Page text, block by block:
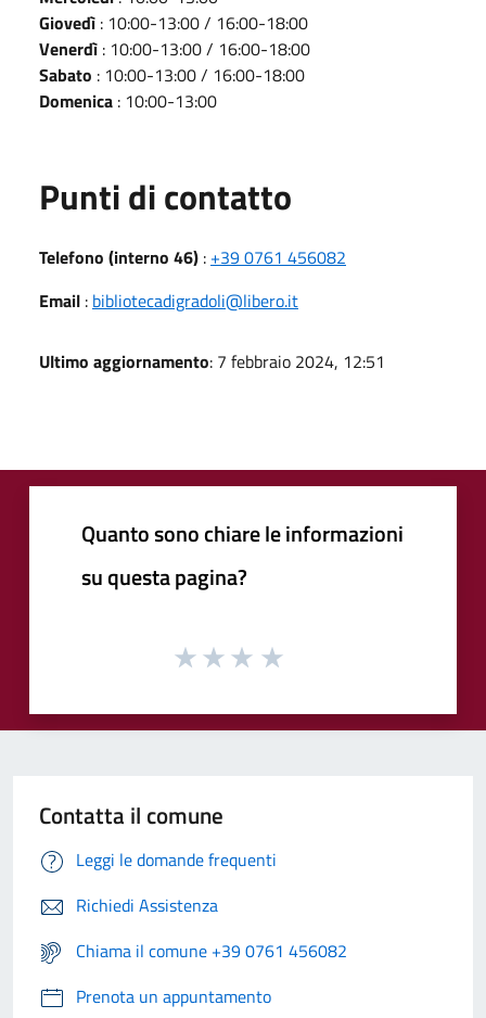
Giovedì : 10:00-13:00 / 16:00-18:00
Venerdì : 10:00-13:00 / 16:00-18:00
Sabato : 10:00-13:00 / 16:00-18:00
Domenica : 10:00-13:00
Punti di contatto
Telefono (interno 46) : +39 0761 456082
Email : bibliotecadigradoli@libero.it
Ultimo aggiornamento: 7 febbraio 2024, 12:51
Quanto sono chiare le informazioni
su questa pagina?
Contatta il comune
Leggi le domande frequenti
Richiedi Assistenza
Chiama il comune +39 0761 456082
Prenota un appuntamento